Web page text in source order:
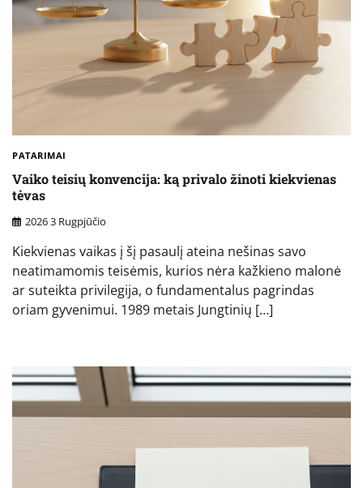
PATARIMAI
Vaiko teisių konvencija: ką privalo žinoti kiekvienas
tėvas
2026 3 Rugpjūčio
Kiekvienas vaikas į šį pasaulį ateina nešinas savo
neatimamomis teisėmis, kurios nėra kažkieno malonė
ar suteikta privilegija, o fundamentalus pagrindas
oriam gyvenimui. 1989 metais Jungtinių […]